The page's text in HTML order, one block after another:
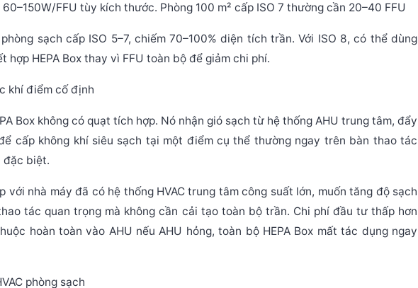
60–150W/FFU tùy kích thước. Phòng 100 m² cấp ISO 7 thường cần 20–40 FFU
sạch cấp ISO 5–7, chiếm 70–100% diện tích trần. Với ISO 8, có thể dùng
hợp HEPA Box thay vì FFU toàn bộ để giảm chi phí.
khí điểm cố định
Box không có quạt tích hợp. Nó nhận gió sạch từ hệ thống AHU trung tâm, đẩy
cấp không khí siêu sạch tại một điểm cụ thể thường ngay trên bàn thao tác
đặc biệt.
với nhà máy đã có hệ thống HVAC trung tâm công suất lớn, muốn tăng độ sạch
tác quan trọng mà không cần cải tạo toàn bộ trần. Chi phí đầu tư thấp hơn
hoàn toàn vào AHU nếu AHU hỏng, toàn bộ HEPA Box mất tác dụng ngay
phòng sạch